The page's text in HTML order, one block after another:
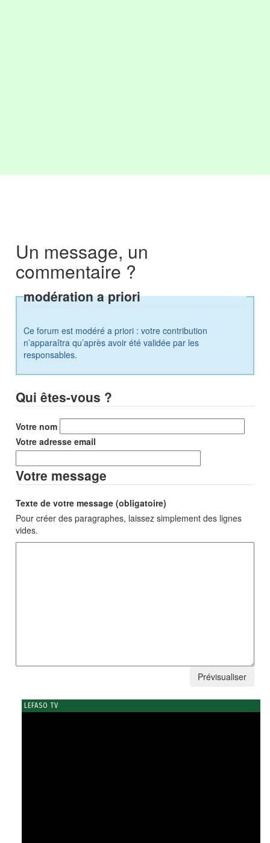
Un message, un
commentaire ?
modération a priori
Ce forum est modéré a priori : votre contribution
n’apparaîtra qu’après avoir été validée par les
responsables.
Qui êtes-vous ?
Votre nom
Votre adresse email
Votre message
Texte de votre message (obligatoire)
Pour créer des paragraphes, laissez simplement des lignes
vides.
LEFASO TV